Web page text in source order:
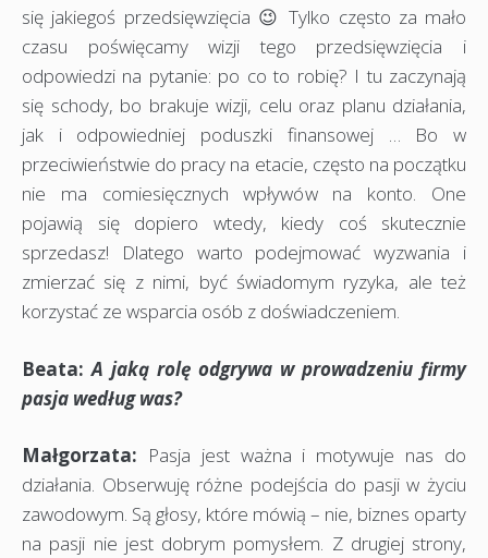
się jakiegoś przedsięwzięcia 😉 Tylko często za mało
czasu poświęcamy wizji tego przedsięwzięcia i
odpowiedzi na pytanie: po co to robię? I tu zaczynają
się schody, bo brakuje wizji, celu oraz planu działania,
jak i odpowiedniej poduszki finansowej … Bo w
przeciwieństwie do pracy na etacie, często na początku
nie ma comiesięcznych wpływów na konto. One
pojawią się dopiero wtedy, kiedy coś skutecznie
sprzedasz! Dlatego warto podejmować wyzwania i
zmierzać się z nimi, być świadomym ryzyka, ale też
korzystać ze wsparcia osób z doświadczeniem.
Beata:A jaką rolę odgrywa w prowadzeniu firmy
pasja według was?
Małgorzata: Pasja jest ważna i motywuje nas do
działania. Obserwuję różne podejścia do pasji w życiu
zawodowym. Są głosy, które mówią – nie, biznes oparty
na pasji nie jest dobrym pomysłem. Z drugiej strony,